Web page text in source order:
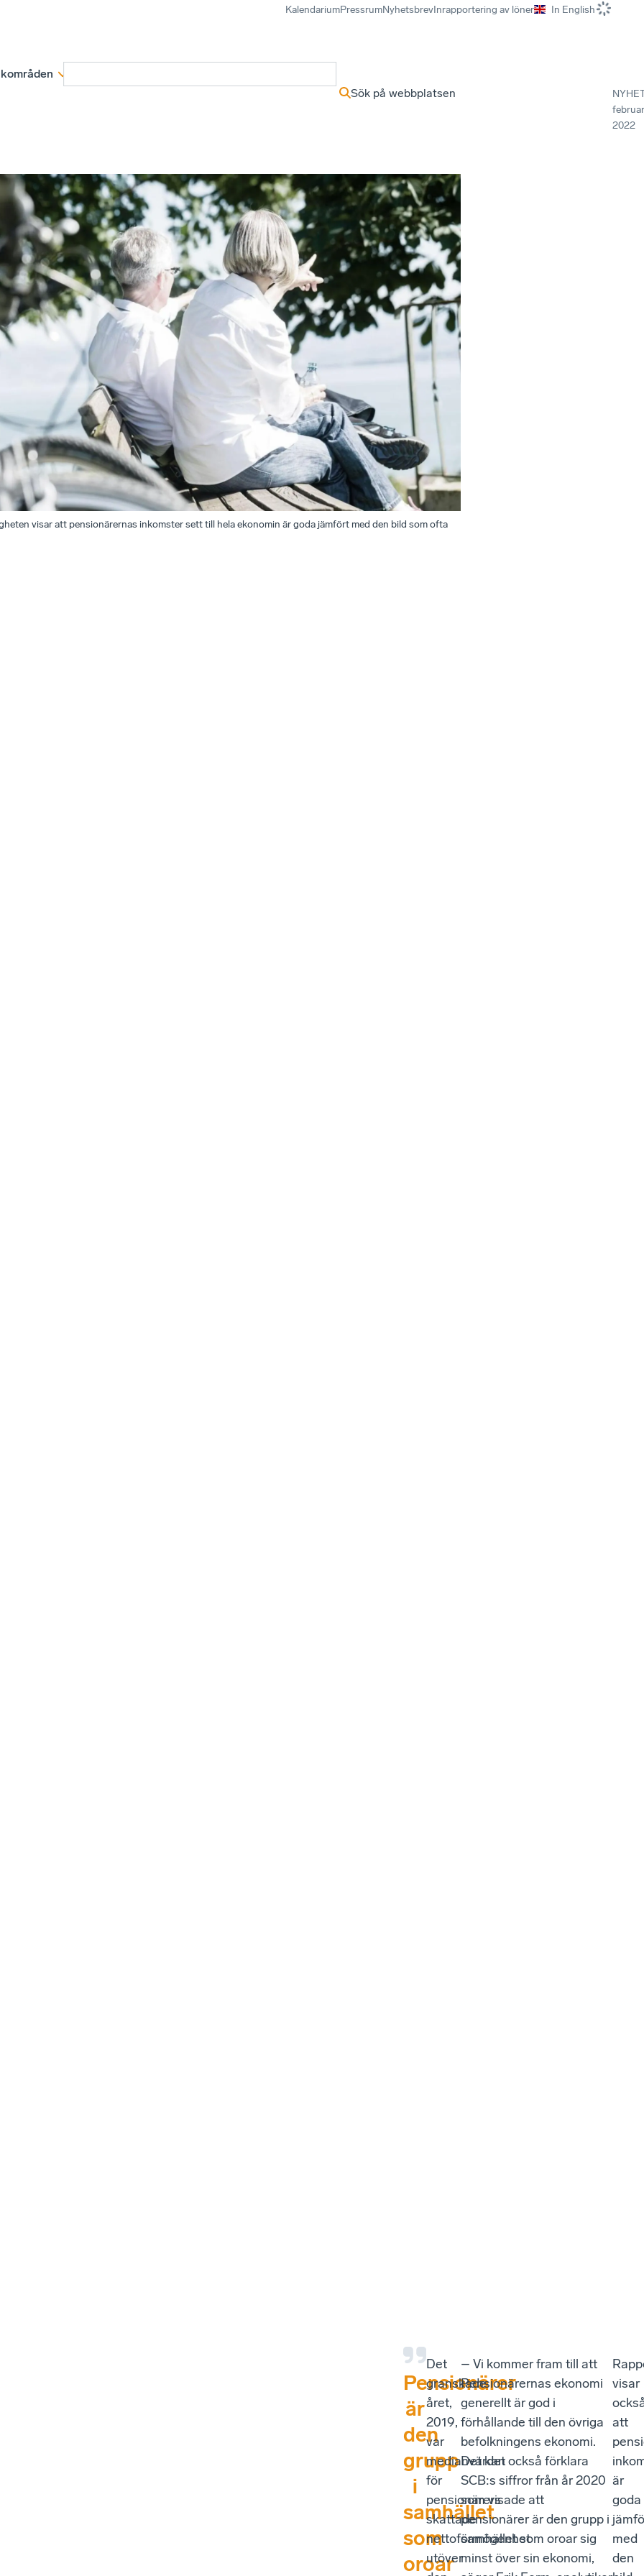
KalendariumPressrumNyhetsbrevInrapportering av löner In English
Sök på webbplatsen
2022
visar att pensionärernas inkomster sett till hela ekonomin är goda jämfört med den bild som ofta
Pensionärer
är
den
grupp
i
samhället
som
oroar
Det
granskade
året,
2019,
var
medianvärdet
för
pensionärers
skattade
nettoförmögenhet
utöver
– Vi kommer fram till att
Pensionärernas ekonomi
generellt är god i
förhållande till den övriga
befolkningens ekonomi.
Det kan också förklara
SCB:s siffror från år 2020
som visade att
pensionärer är den grupp i
samhället som oroar sig
minst över sin ekonomi,
visar
att
är
goda
med
den